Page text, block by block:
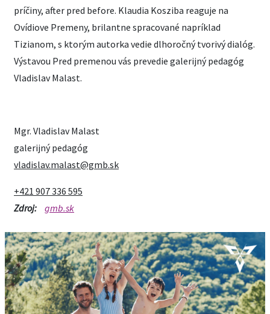
príčiny, after pred before. Klaudia Kosziba reaguje na
Ovídiove Premeny, brilantne spracované napríklad
Tizianom, s ktorým autorka vedie dlhoročný tvorivý dialóg.
Výstavou Pred premenou vás prevedie galerijný pedagóg
Vladislav Malast.
Mgr. Vladislav Malast
galerijný pedagóg
vladislav.malast@gmb.sk
+421 907 336 595
Zdroj:
gmb.sk